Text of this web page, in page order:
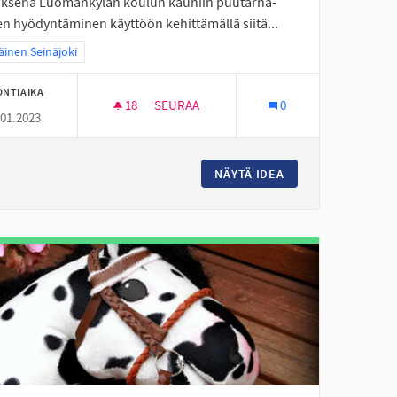
hyödyntäminen käyttöön kehittämällä siitä...
tulokset teeman mukaan: Eteläinen Seinäjoki
Seinäjoki
18 18 SEURAAJAA
SEURAA 0
NÄYTÄ IDEA